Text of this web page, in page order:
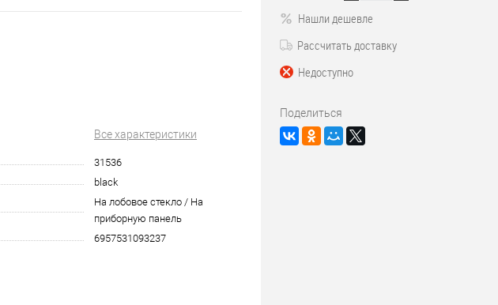
Все характеристики
31536
black
На лобовое стекло / На
приборную панель
6957531093237
Нашли дешевле
Рассчитать доставку
Недоступно
Поделиться